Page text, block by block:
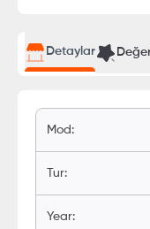
Detaylar
Mod :
Tur:
Year: